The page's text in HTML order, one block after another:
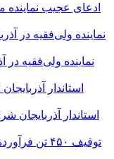
ادعای عجیب نماینده
نماینده ولی‌فقیه
استاندار آذربایجان